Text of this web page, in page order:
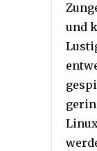
und